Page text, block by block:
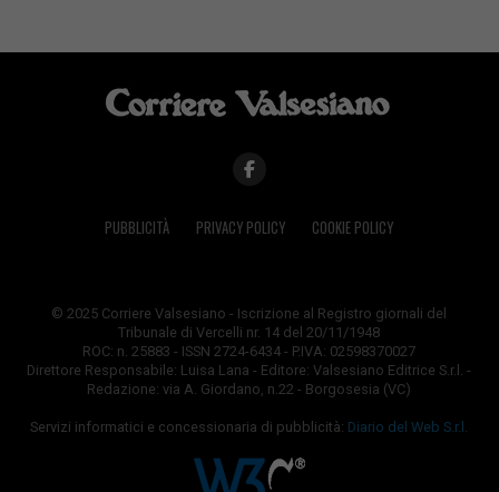
PUBBLICITÀ PRIVACY POLICY COOKIE POLICY
© 2025 Corriere Valsesiano - Iscrizione al Registro giornali del
Tribunale di Vercelli nr. 14 del 20/11/1948
ROC: n. 25883 - ISSN 2724-6434 - P.IVA: 02598370027
Direttore Responsabile: Luisa Lana - Editore: Valsesiano Editrice S.r.l. -
Redazione: via A. Giordano, n.22 - Borgosesia (VC)
Servizi informatici e concessionaria di pubblicità: Diario del Web S.r.l.